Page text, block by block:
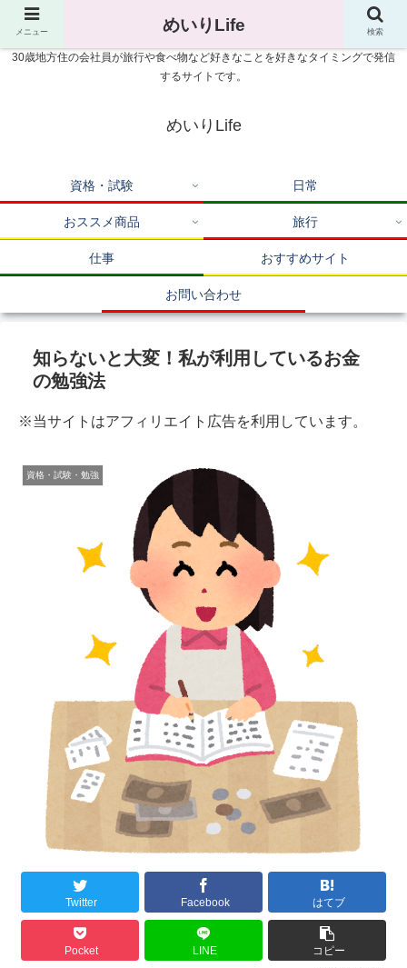
30歳地方住の会社員が旅行や食べ物など好きなことを好きなタイミングで発信
するサイトです。
めいりLife
資格・試験 日常
おススメ商品 旅行
仕事 おすすめサイト
お問い合わせ
知らないと大変！私が利用しているお金
の勉強法
※当サイトはアフィリエイト広告を利用しています。
資格・試験・勉強
Twitter Facebook はてブ
Pocket LINE コピー
メニュー めいりLife 検索